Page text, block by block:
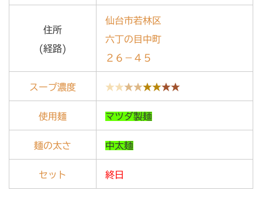
住所
(経路)
仙台市若林区
六丁の目中町
２６－４５
スープ濃度 ★★★★★★★★
使用麺 マツダ製麺
麺の太さ 中太麺
セット 終日